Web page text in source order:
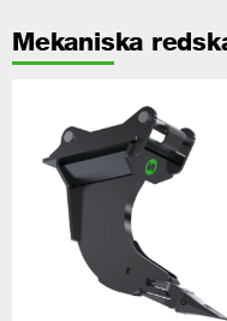
Mekaniska